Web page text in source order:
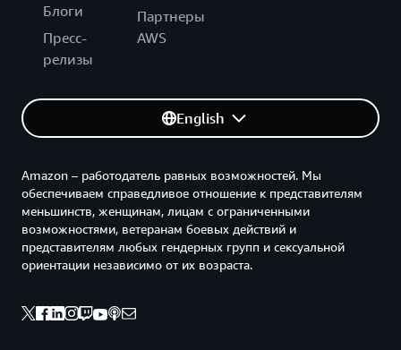
Блоги
Пресс-
релизы
Партнеры
AWS
English
Amazon – работодатель равных возможностей. Мы
обеспечиваем справедливое отношение к представителям
меньшинств, женщинам, лицам с ограниченными
возможностями, ветеранам боевых действий и
представителям любых гендерных групп и сексуальной
ориентации независимо от их возраста.